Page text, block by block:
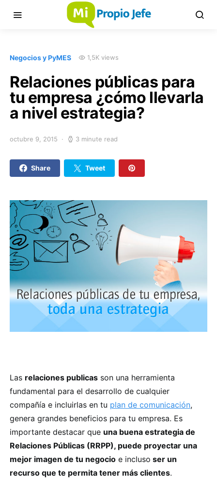
Negocios y PyMES 1,5K views
Relaciones públicas para
tu empresa ¿cómo llevarla
a nivel estrategia?
octubre 9, 2015 3 minute read
Share Tweet
Las relaciones publicas son una herramienta
fundamental para el desarrollo de cualquier
compañía e incluirlas en tu plan de comunicación,
genera grandes beneficios para tu empresa. Es
importante destacar que una buena estrategia de
Relaciones Públicas (RRPP), puede proyectar una
mejor imagen de tu negocio e incluso ser un
recurso que te permita tener más clientes.